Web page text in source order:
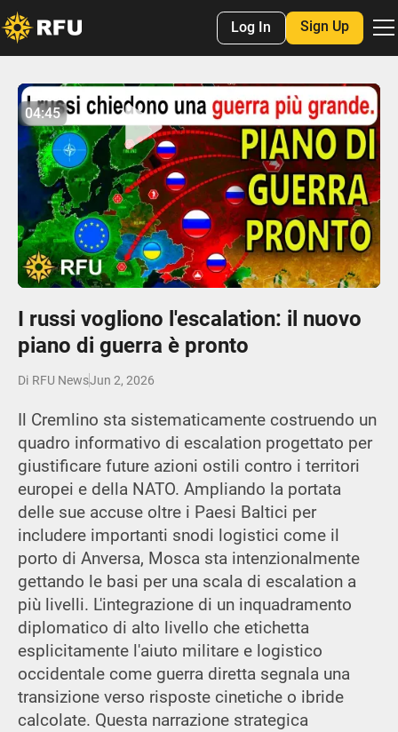
Log In Sign Up
Play
04:45
Mute Settings
Enter
No items found.
04:45
I russi vogliono l'escalation: il nuovo
piano di guerra è pronto
Di RFU NewsJun 2, 2026
Il Cremlino sta sistematicamente costruendo un
quadro informativo di escalation progettato per
giustificare future azioni ostili contro i territori
europei e della NATO. Ampliando la portata
delle sue accuse oltre i Paesi Baltici per
includere importanti snodi logistici come il
porto di Anversa, Mosca sta intenzionalmente
gettando le basi per una scala di escalation a
più livelli. L'integrazione di un inquadramento
diplomatico di alto livello che etichetta
esplicitamente l'aiuto militare e logistico
occidentale come guerra diretta segnala una
transizione verso risposte cinetiche o ibride
calcolate. Questa narrazione strategica